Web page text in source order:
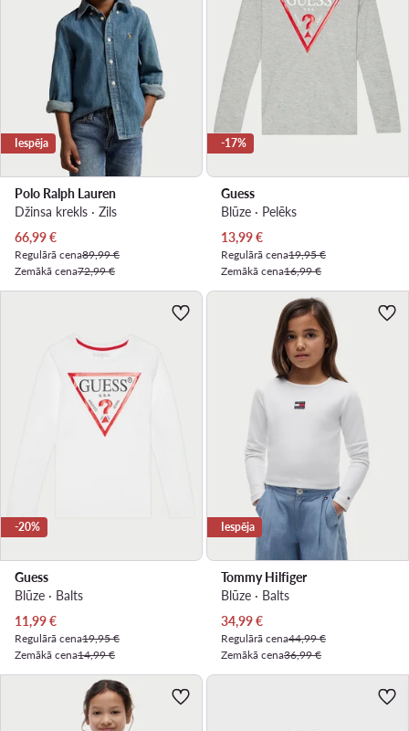
Iespēja
Polo Ralph Lauren
Džinsa krekls · Zils
Pašreizējā cena
66,99€
Regulārā cena89,99 €
Zemākā cena72,99 €
-17%
Guess
Blūze · Pelēks
Pašreizējā cena
13,99€
Regulārā cena19,95 €
Zemākā cena16,99 €
-20%
Guess
Blūze · Balts
Pašreizējā cena
11,99€
Regulārā cena19,95 €
Zemākā cena14,99 €
Iespēja
Tommy Hilfiger
Blūze · Balts
Pašreizējā cena
34,99€
Regulārā cena44,99 €
Zemākā cena36,99 €